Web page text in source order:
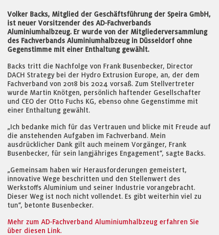
Volker Backs, Mitglied der Geschäftsführung der Speira GmbH,
ist neuer Vorsitzender des AD-Fachverbands
Aluminiumhalbzeug. Er wurde von der Mitgliederversammlung
des Fachverbands Aluminiumhalbzeug in Düsseldorf ohne
Gegenstimme mit einer Enthaltung gewählt.
Backs tritt die Nachfolge von Frank Busenbecker, Director
DACH Strategy bei der Hydro Extrusion Europe, an, der dem
Fachverband von 2018 bis 2024 vorsaß. Zum Stellvertreter
wurde Martin Knötgen, persönlich haftender Gesellschafter
und CEO der Otto Fuchs KG, ebenso ohne Gegenstimme mit
einer Enthaltung gewählt.
„Ich bedanke mich für das Vertrauen und blicke mit Freude auf
die anstehenden Aufgaben im Fachverband. Mein
ausdrücklicher Dank gilt auch meinem Vorgänger, Frank
Busenbecker, für sein langjähriges Engagement“, sagte Backs.
„Gemeinsam haben wir Herausforderungen gemeistert,
innovative Wege beschritten und den Stellenwert des
Werkstoffs Aluminium und seiner Industrie vorangebracht.
Dieser Weg ist noch nicht vollendet. Es gibt weiterhin viel zu
tun“, betonte Busenbecker.
Mehr zum AD-Fachverband Aluminiumhalbzeug erfahren Sie
über diesen Link.